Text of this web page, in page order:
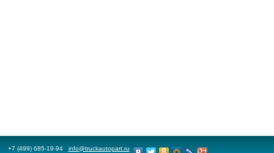
+7 (499) 685-19-94 info@truckautopart.ru